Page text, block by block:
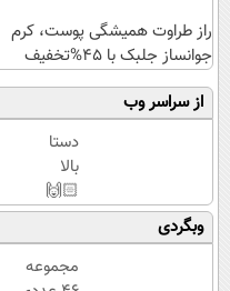
راز طراوت همیشگی پوست، کرم
جوانساز جلبک با 45%تخفیف
از سراسر وب
دستا
بالا
🙌🏻
قیمت
و
قدرته
وبگردی
مجموعه